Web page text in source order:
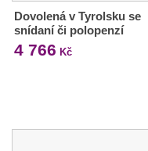
Dovolená v Tyrolsku se
snídaní či polopenzí
4 766 Kč